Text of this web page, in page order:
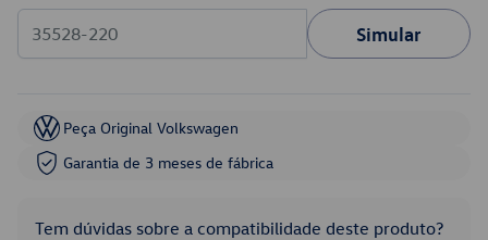
Simular
Peça Original Volkswagen
Garantia de 3 meses de fábrica
Tem dúvidas sobre a compatibilidade deste produto?